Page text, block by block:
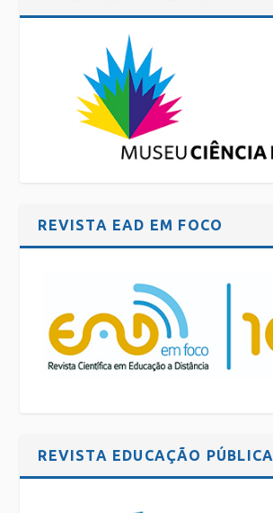
REVISTA EAD EM FOCO
REVISTA EDUCAÇÃO PÚBLICA